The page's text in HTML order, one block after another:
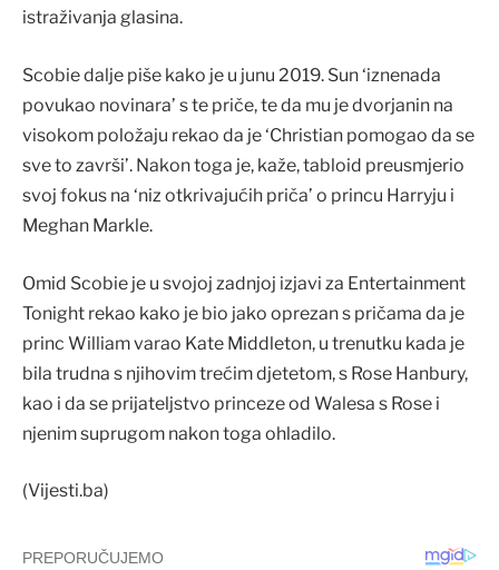
istraživanja glasina.
Scobie dalje piše kako je u junu 2019. Sun ‘iznenada
povukao novinara’ s te priče, te da mu je dvorjanin na
visokom položaju rekao da je ‘Christian pomogao da se
sve to završi’. Nakon toga je, kaže, tabloid preusmjerio
svoj fokus na ‘niz otkrivajućih priča’ o princu Harryju i
Meghan Markle.
Omid Scobie je u svojoj zadnjoj izjavi za Entertainment
Tonight rekao kako je bio jako oprezan s pričama da je
princ William varao Kate Middleton, u trenutku kada je
bila trudna s njihovim trećim djetetom, s Rose Hanbury,
kao i da se prijateljstvo princeze od Walesa s Rose i
njenim suprugom nakon toga ohladilo.
(Vijesti.ba)